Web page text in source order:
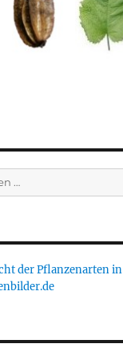
der Pflanzenarten in